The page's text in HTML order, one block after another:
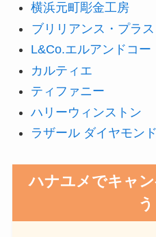
横浜元町彫金工房
ブリリアンス・プラス
L&Co.エルアンドコー
カルティエ
ティファニー
ハリーウィンストン
ラザール ダイヤモンド
ハナユメでキャ
う